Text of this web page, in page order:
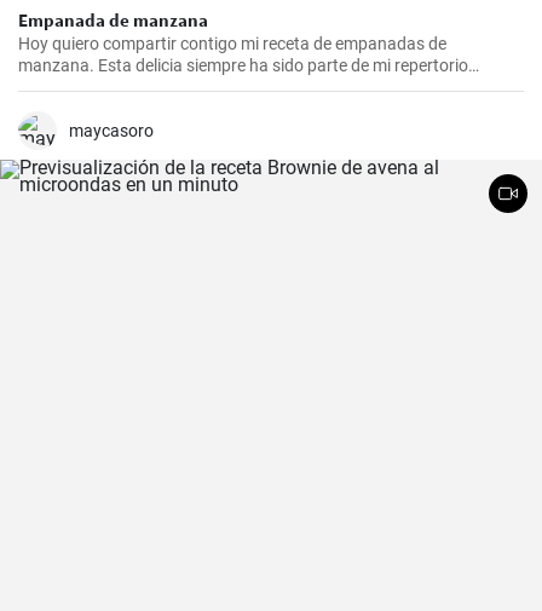
Empanada de manzana
Hoy quiero compartir contigo mi receta de empanadas de
manzana. Esta delicia siempre ha sido parte de mi repertorio
culinario. Me gusta hacerlas en epocas de frio para endulzar el
hacerte feliz. Es un postre que nunca falla en las reuniones
familiares y siempre impresiona a los invitados. Espero que la
disfrutes tanto como yo.
maycasoro